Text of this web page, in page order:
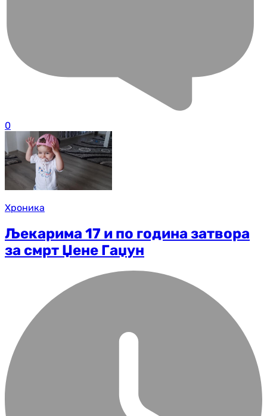
0
Хроника
Љекарима 17 и по година затвора
за смрт Џене Гаџун